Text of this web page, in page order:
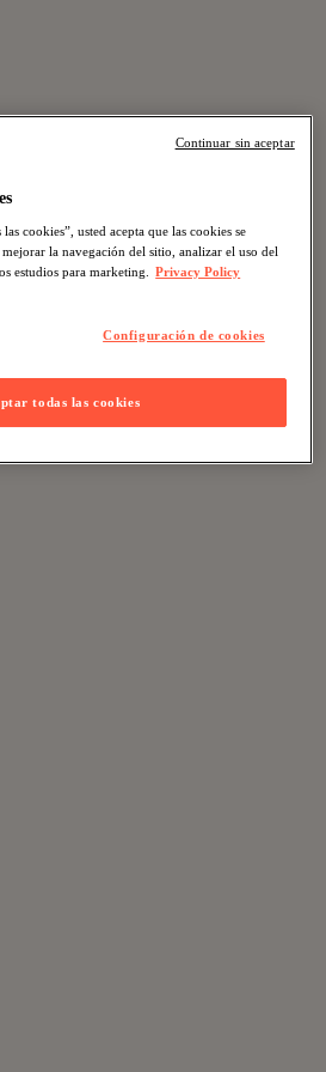
cookies”, usted acepta que las cookies se
la navegación del sitio, analizar el uso del
estudios para marketing. Privacy Policy
Configuración de cookies
todas las cookies
Continuar sin aceptar